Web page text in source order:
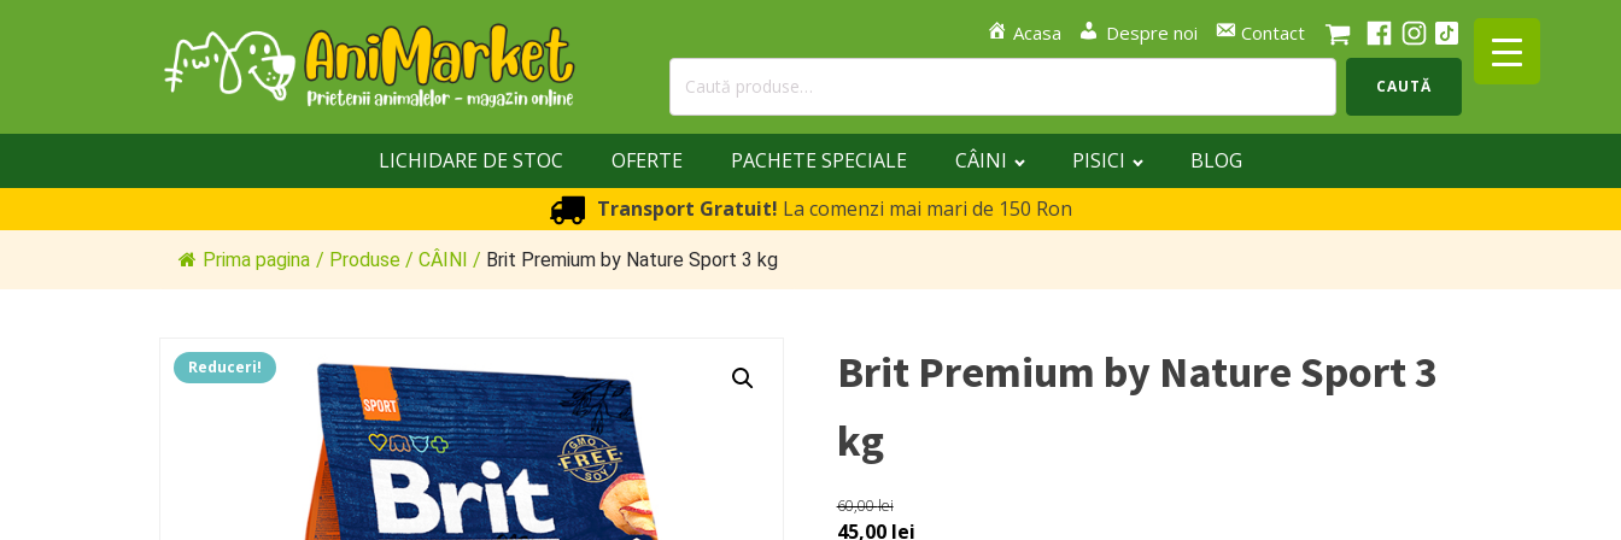
Acasa Despre noi Contact
Caută
CAUTĂ
LICHIDARE DE STOC OFERTE PACHETE SPECIALE CÂINI PISICI
BLOG
Transport Gratuit! La comenzi mai mari de 150 Ron
Prima pagina / Produse / CÂINI / Brit Premium by Nature Sport 3 kg
Reduceri!
Brit Premium by Nature Sport 3
kg
60,00lei
Prețul
45,00 leiPrețul